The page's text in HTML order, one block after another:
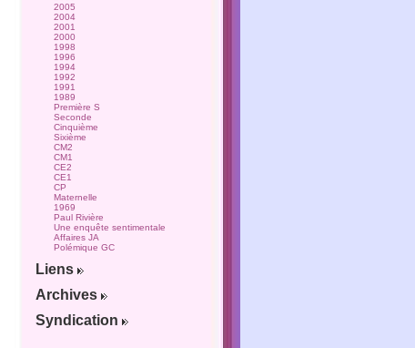
2005
2004
2001
2000
1998
1996
1994
1992
1991
1989
Première S
Seconde
Cinquième
Sixième
CM2
CM1
CE2
CE1
CP
Maternelle
1969
Paul Rivière
Une enquête sentimentale
Affaires JA
Polémique GC
Liens
Archives
Syndication